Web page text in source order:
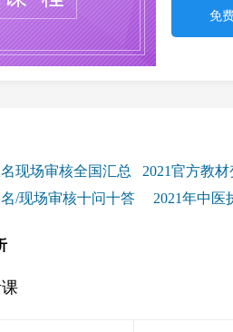
免
现场审核全国汇总 2021官方教
名/现场审核十问十答 2021年中医